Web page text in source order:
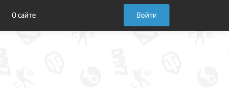
О сайте Войти